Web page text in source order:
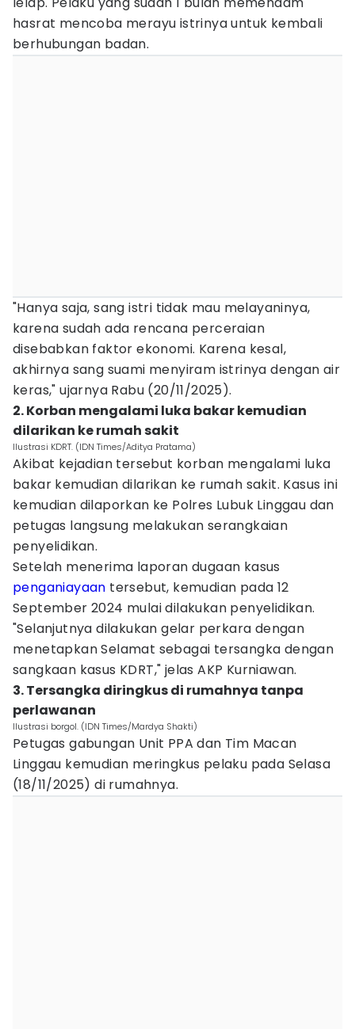
hasrat mencoba merayu istrinya untuk kembali
berhubungan badan.
"Hanya saja, sang istri tidak mau melayaninya,
karena sudah ada rencana perceraian
disebabkan faktor ekonomi. Karena kesal,
akhirnya sang suami menyiram istrinya dengan air
keras," ujarnya Rabu (20/11/2025).
2. Korban mengalami luka bakar kemudian
dilarikan ke rumah sakit
Ilustrasi KDRT. (IDN Times/Aditya Pratama)
Akibat kejadian tersebut korban mengalami luka
bakar kemudian dilarikan ke rumah sakit. Kasus ini
kemudian dilaporkan ke Polres Lubuk Linggau dan
petugas langsung melakukan serangkaian
penyelidikan.
Setelah menerima laporan dugaan kasus
penganiayaan tersebut, kemudian pada 12
September 2024 mulai dilakukan penyelidikan.
"Selanjutnya dilakukan gelar perkara dengan
menetapkan Selamat sebagai tersangka dengan
sangkaan kasus KDRT," jelas AKP Kurniawan.
3. Tersangka diringkus di rumahnya tanpa
perlawanan
Ilustrasi borgol. (IDN Times/Mardya Shakti)
Petugas gabungan Unit PPA dan Tim Macan
Linggau kemudian meringkus pelaku pada Selasa
(18/11/2025) di rumahnya.